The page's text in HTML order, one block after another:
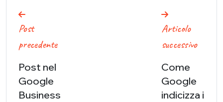
Navigazione
articoli
Post
precedente
Post nel
Google
Business
Articolo
successivo
Come
Google
indicizza i